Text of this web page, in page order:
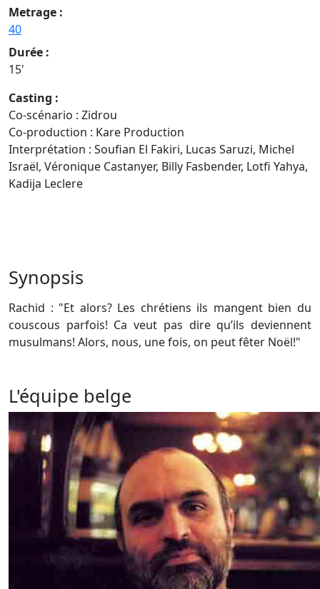
Metrage :
40
Durée :
15'
Casting :
Co-scénario : Zidrou
Co-production : Kare Production
Interprétation : Soufian El Fakiri, Lucas Saruzi, Michel
Israël, Véronique Castanyer, Billy Fasbender, Lotfi Yahya,
Kadija Leclere
Synopsis
Rachid : "Et alors? Les chrétiens ils mangent bien du
couscous parfois! Ca veut pas dire qu’ils deviennent
musulmans! Alors, nous, une fois, on peut fêter Noël!"
L'équipe belge